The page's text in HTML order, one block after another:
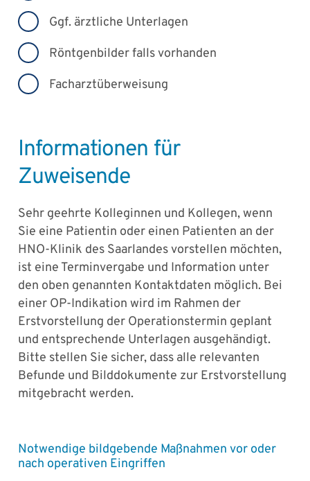
Ggf. ärztliche Unterlagen
Röntgenbilder falls vorhanden
Facharztüberweisung
Informationen für
Zuweisende
Sehr geehrte Kolleginnen und Kollegen, wenn
Sie eine Patientin oder einen Patienten an der
HNO-Klinik des Saarlandes vorstellen möchten,
ist eine Terminvergabe und Information unter
den oben genannten Kontaktdaten möglich. Bei
einer OP-Indikation wird im Rahmen der
Erstvorstellung der Operationstermin geplant
und entsprechende Unterlagen ausgehändigt.
Bitte stellen Sie sicher, dass alle relevanten
Befunde und Bilddokumente zur Erstvorstellung
mitgebracht werden.
Notwendige bildgebende Maßnahmen vor oder
nach operativen Eingriffen